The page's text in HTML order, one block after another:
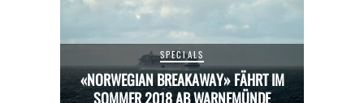
SPECIALS
«NORWEGIAN BREAKAWAY» FÄHRT IM
SOMMER 2018 AB WARNEMÜNDE